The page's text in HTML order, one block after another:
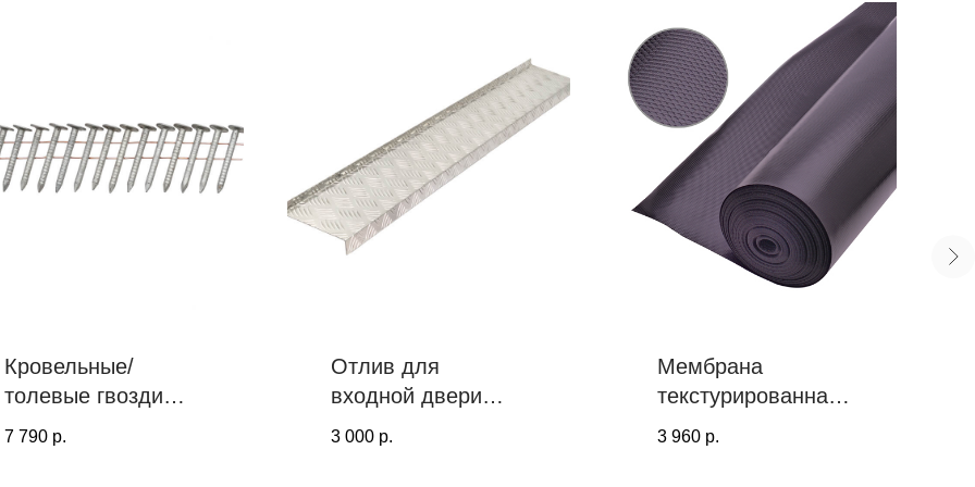
Кровельные/
толевые гвозди
PROF TOOLS
7 790 р.
Отлив для
входной двери
алюминиевый
3 000 р.
Мембрана
текстурированная
гидроизоляционна
3 960 р.